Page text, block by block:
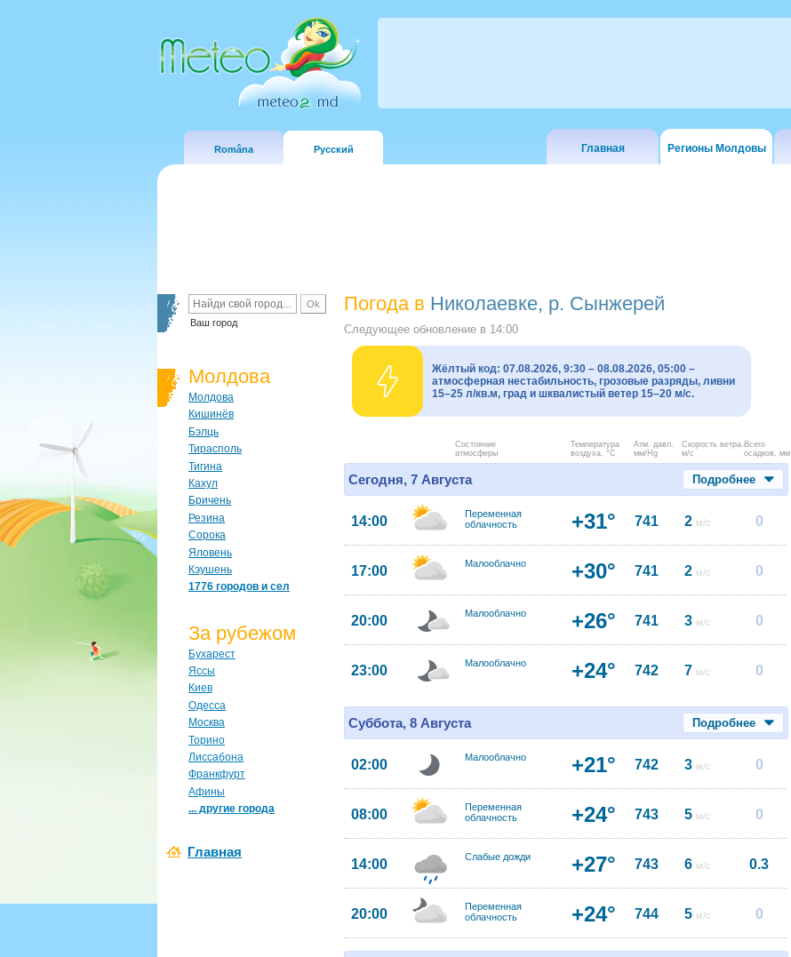
Româna Русский Главная Регионы Молдовы
Ваш город
Молдова
Молдова
Кишинёв
Бэлць
Тирасполь
Тигина
Кахул
Бричень
Резина
Сорока
Яловень
Кэушень
1776 городов и сел
За рубежом
Бухарест
Яссы
Киев
Одесса
Москва
Торино
Лиссабона
Франкфурт
Афины
... другие города
Главная
Погода в Николаевке, р. Сынжерей
Следующее обновление в 14:00
Жёлтый код: 07.08.2026, 9:30 – 08.08.2026, 05:00 –
атмосферная нестабильность, грозовые разряды, ливни
15–25 л/кв.м, град и шквалистый ветер 15–20 м/с.
Состояние
атмосферы
Температура
воздуха, °C
Атм. давл.
мм/Hg
Скорость ветра.
м/с
Всего
осадков, мм
Сегодня, 7 Августа Подробнее
14:00
Переменная
облачность
+31° 741 2 м/с 0
17:00 Малооблачно +30° 741 2 м/с 0
20:00 Малооблачно +26° 741 3 м/с 0
23:00 Малооблачно +24° 742 7 м/с 0
Суббота, 8 Августа Подробнее
02:00 Малооблачно +21° 742 3 м/с 0
08:00
Переменная
облачность
+24° 743 5 м/с 0
14:00 Слабые дожди +27° 743 6 м/с 0.3
20:00
Переменная
облачность
+24° 744 5 м/с 0